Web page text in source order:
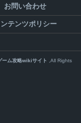
お問い合わせ
ンテンツポリシー
ーム攻略wikiサイト ,All Rights